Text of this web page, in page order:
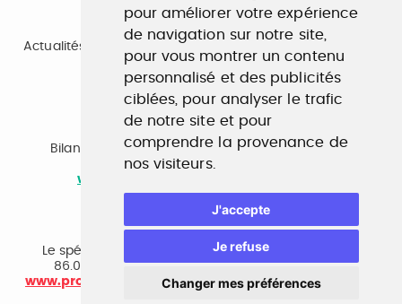
pour améliorer votre expérience
de navigation sur notre site,
pour vous montrer un contenu
personnalisé et des publicités
ciblées, pour analyser le trafic
de notre site et pour
comprendre la provenance de
nos visiteurs.
J'accepte
Je refuse
Changer mes préférences
Formation
Actualités, guide et annuaire des formations aux métiers
de la culture.
www.profilculture-formation.com
Accompagnement professionnel
Bilan de compétences, coaching, techniques de
recherche d'emploi, entretien conseil.
www.profilculture-competences.com
Le spécialiste du secteur culturel, une cvthèque de
86.000 CV et réseau unique de professionnels.
www.profilculture-conseil.com/cabinet-recrutement